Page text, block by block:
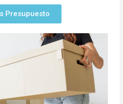
Presupuesto